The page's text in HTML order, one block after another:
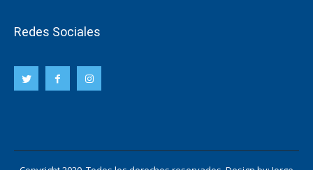
Redes Sociales